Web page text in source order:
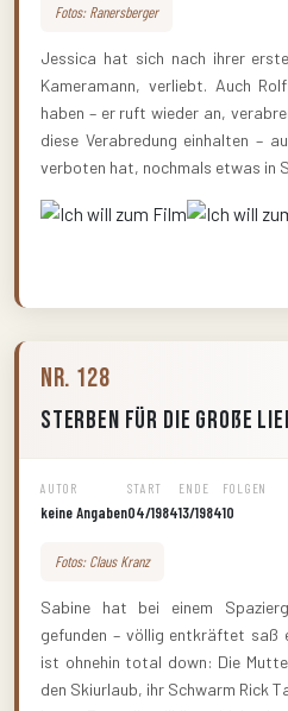
Fotos: Ranersberger
Jessica hat sich nach ihrer
Kameramann, verliebt. Auch
haben – er ruft wieder an,
diese Verabredung einhalten –
verboten hat, nochmals etwas in
Nr. 128
Sterben für die große
AUTOR
keine Angaben
START
04/1984
ENDE
13/1984
FOLGEN
10
Fotos: Claus Kranz
Sabine hat bei einem
gefunden – völlig entkräftet saß
ist ohnehin total down: Die
den Skiurlaub, ihr Schwarm Rick